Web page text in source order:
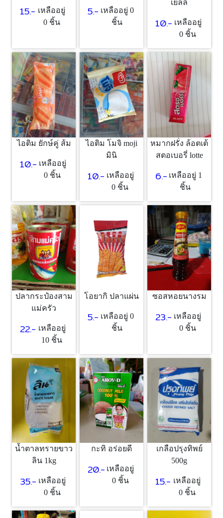
15.- เหลืออยู่
0 ชิ้น
5.- เหลืออยู่ 0
ชิ้น
เยลลี่
10.- เหลืออยู่
0 ชิ้น
ไอติม ยักษ์คู่ ส้ม
10.- เหลืออยู่
0 ชิ้น
ไอติม โมจิ moji
มินิ
10.- เหลืออยู่
0 ชิ้น
หมากฝรั่ง ล้อตเต้
สตอเบอรี่ lotte
6.- เหลืออยู่ 1
ชิ้น
ปลากระป๋องสาม
แม่ครัว
22.- เหลืออยู่
10 ชิ้น
โอยากิ ปลาแผ่น
5.- เหลืออยู่ 0
ชิ้น
ซอสหอยนางรม
23.- เหลืออยู่
0 ชิ้น
น้ำตาลทรายขาว
ลิน 1kg
35.- เหลืออยู่
0 ชิ้น
กะทิ อร่อยดี
20.- เหลืออยู่
0 ชิ้น
เกลือปรุงทิพย์
500g
15.- เหลืออยู่
0 ชิ้น